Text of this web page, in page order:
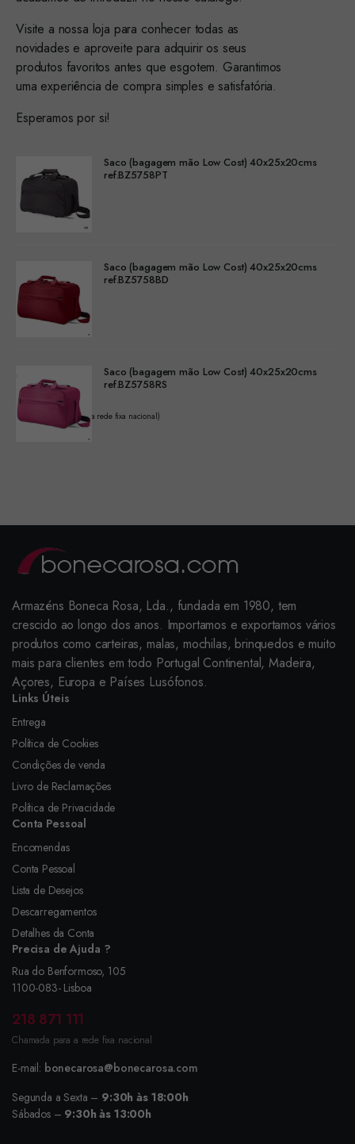
Visite a nossa loja para conhecer todas as
novidades e aproveite para adquirir os seus
produtos favoritos antes que esgotem. Garantimos
uma experiência de compra simples e satisfatória.
Esperamos por si!
Saco (bagagem mão Low Cost) 40x25x20cms
ref.BZ5758PT
Saco (bagagem mão Low Cost) 40x25x20cms
ref.BZ5758BD
Saco (bagagem mão Low Cost) 40x25x20cms
ref.BZ5758RS
(Chamada para a rede fixa nacional)
Armazéns Boneca Rosa, Lda., fundada em 1980, tem
crescido ao longo dos anos. Importamos e exportamos vários
produtos como carteiras, malas, mochilas, brinquedos e muito
mais para clientes em todo Portugal Continental, Madeira,
Açores, Europa e Países Lusófonos.
Links Úteis
Entrega
Política de Cookies
Condições de venda
Livro de Reclamações
Política de Privacidade
Conta Pessoal
Encomendas
Conta Pessoal
Lista de Desejos
Descarregamentos
Detalhes da Conta
Precisa de Ajuda ?
Rua do Benformoso, 105
1100-083- Lisboa
218 871 111
Chamada para a rede fixa nacional
E-mail: bonecarosa@bonecarosa.com
Segunda a Sexta – 9:30h às 18:00h
Sábados – 9:30h às 13:00h